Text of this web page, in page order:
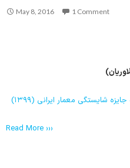
May 8, 2016 1 Comment
شایستگی معمار ایرانی (۱۳۹۹)
Read More ›››